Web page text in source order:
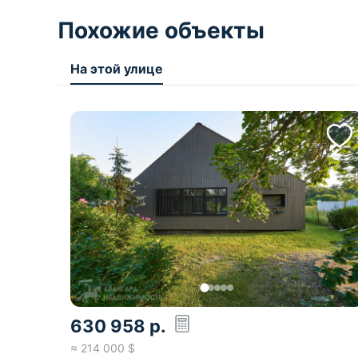
Похожие объекты
На этой улице
630 958 р.
≈ 214 000 $